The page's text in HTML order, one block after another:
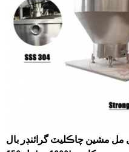
مل مشين چاڪليٽ گرائنڊر بال